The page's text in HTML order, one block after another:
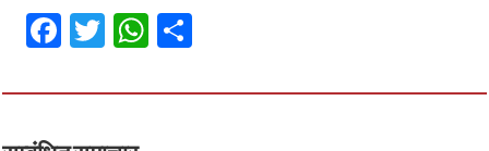
Fa
ce
b
o
T
wi
tt
er
W
h
at ar